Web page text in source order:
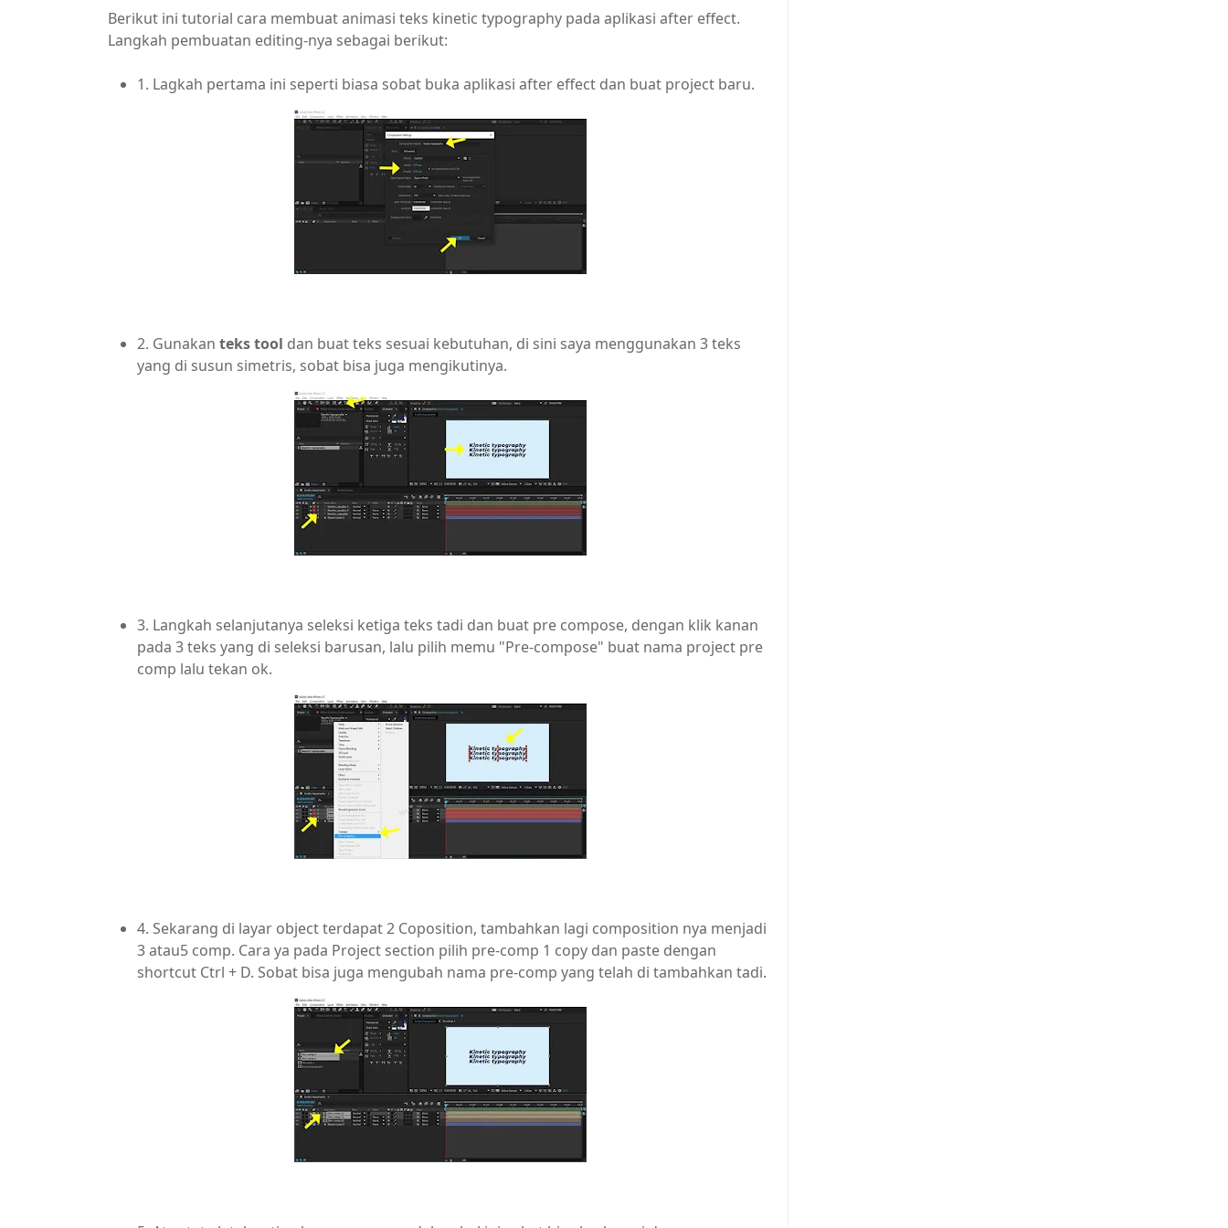
Berikut ini tutorial cara membuat animasi teks kinetic typography pada aplikasi after effect.
Langkah pembuatan editing-nya sebagai berikut:
1. Lagkah pertama ini seperti biasa sobat buka aplikasi after effect dan buat project baru.
2. Gunakan teks tool dan buat teks sesuai kebutuhan, di sini saya menggunakan 3 teks
yang di susun simetris, sobat bisa juga mengikutinya.
3. Langkah selanjutanya seleksi ketiga teks tadi dan buat pre compose, dengan klik kanan
pada 3 teks yang di seleksi barusan, lalu pilih memu "Pre-compose" buat nama project pre
comp lalu tekan ok.
4. Sekarang di layar object terdapat 2 Coposition, tambahkan lagi composition nya menjadi
3 atau5 comp. Cara ya pada Project section pilih pre-comp 1 copy dan paste dengan
shortcut Ctrl + D. Sobat bisa juga mengubah nama pre-comp yang telah di tambahkan tadi.